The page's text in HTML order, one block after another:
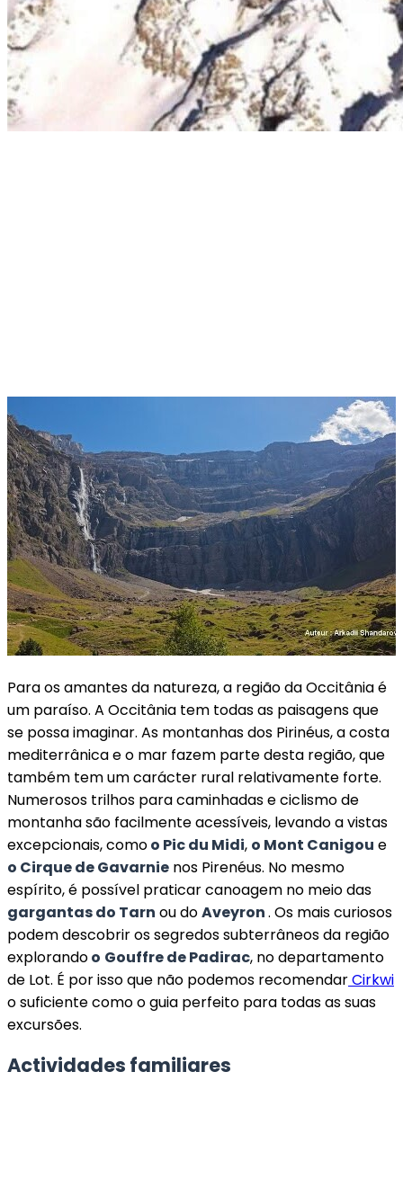
Para os amantes da natureza, a região da Occitânia é
um paraíso. A Occitânia tem todas as paisagens que
se possa imaginar. As montanhas dos Pirinéus, a costa
mediterrânica e o mar fazem parte desta região, que
também tem um carácter rural relativamente forte.
Numerosos trilhos para caminhadas e ciclismo de
montanha são facilmente acessíveis, levando a vistas
excepcionais, comoo Pic du Midi, o Mont Canigou e
o Cirque de Gavarnie nos Pirenéus. No mesmo
espírito, é possível praticar canoagem no meio das
gargantas do Tarn ou doAveyron. Os mais curiosos
podem descobrir os segredos subterrâneos da região
explorandoo Gouffre de Padirac, no departamento
de Lot. É por isso que não podemos recomendarCirkwi
o suficiente como o guia perfeito para todas as suas
excursões.
Actividades familiares